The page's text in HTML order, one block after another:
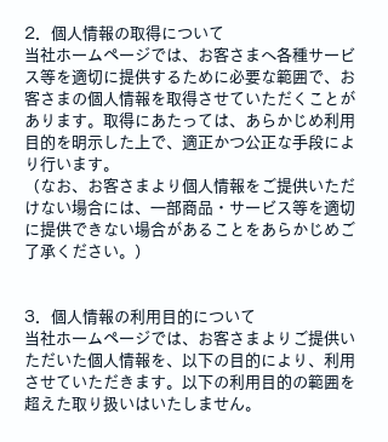
2．個人情報の取得について
当社ホームページでは、お客さまへ各種サービ
ス等を適切に提供するために必要な範囲で、お
客さまの個人情報を取得させていただくことが
あります。取得にあたっては、あらかじめ利用
目的を明示した上で、適正かつ公正な手段によ
り行います。
（なお、お客さまより個人情報をご提供いただ
けない場合には、一部商品・サービス等を適切
に提供できない場合があることをあらかじめご
了承ください。）
3．個人情報の利用目的について
当社ホームページでは、お客さまよりご提供い
ただいた個人情報を、以下の目的により、利用
させていただきます。以下の利用目的の範囲を
超えた取り扱いはいたしません。